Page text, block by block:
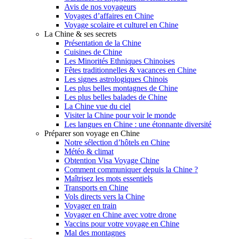
Avis de nos voyageurs
Voyages d’affaires en Chine
Voyage scolaire et culturel en Chine
La Chine & ses secrets
Présentation de la Chine
Cuisines de Chine
Les Minorités Ethniques Chinoises
Fêtes traditionnelles & vacances en Chine
Les signes astrologiques Chinois
Les plus belles montagnes de Chine
Les plus belles balades de Chine
La Chine vue du ciel
Visiter la Chine pour voir le monde
Les langues en Chine : une étonnante diversité
Préparer son voyage en Chine
Notre sélection d’hôtels en Chine
Météo & climat
Obtention Visa Voyage Chine
Comment communiquer depuis la Chine ?
Maîtrisez les mots essentiels
Transports en Chine
Vols directs vers la Chine
Voyager en train
Voyager en Chine avec votre drone
Vaccins pour votre voyage en Chine
Mal des montagnes